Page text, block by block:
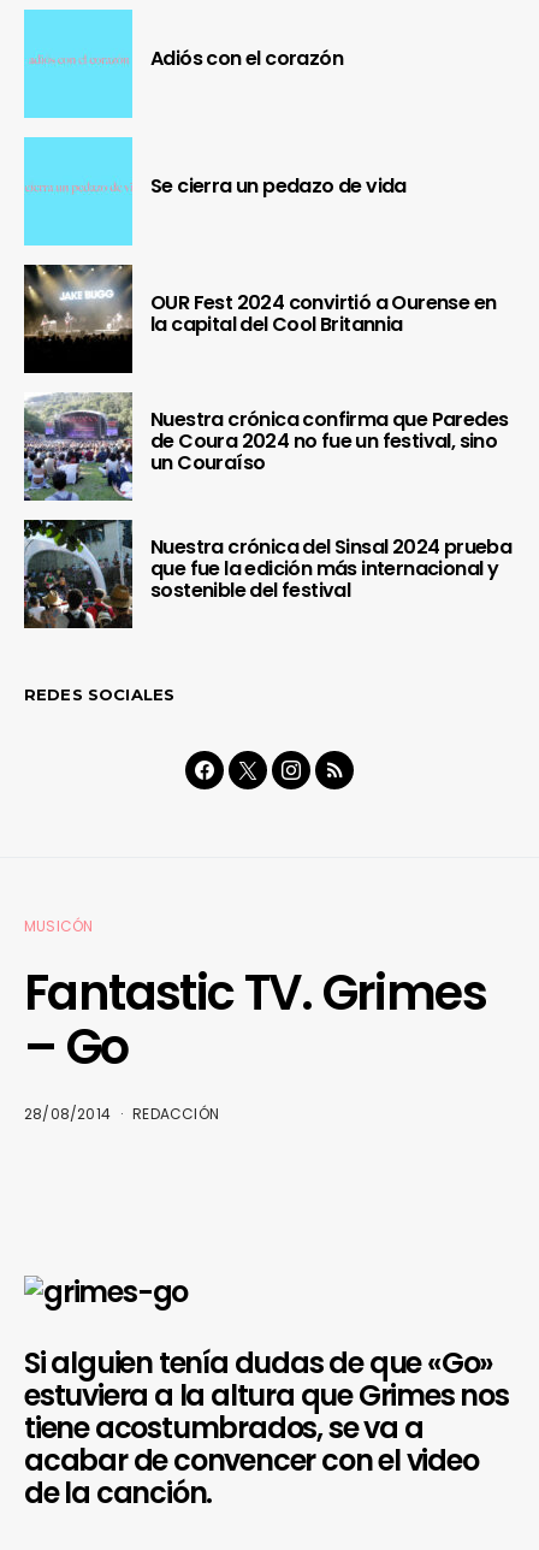
Adiós con el corazón
Se cierra un pedazo de vida
OUR Fest 2024 convirtió a Ourense en
la capital del Cool Britannia
Nuestra crónica confirma que Paredes
de Coura 2024 no fue un festival, sino
un Couraíso
Nuestra crónica del Sinsal 2024 prueba
que fue la edición más internacional y
sostenible del festival
REDES SOCIALES
MUSICÓN
Fantastic TV. Grimes
– Go
28/08/2014 REDACCIÓN
Si alguien tenía dudas de que «Go»
estuviera a la altura que Grimes nos
tiene acostumbrados, se va a
acabar de convencer con el video
de la canción.